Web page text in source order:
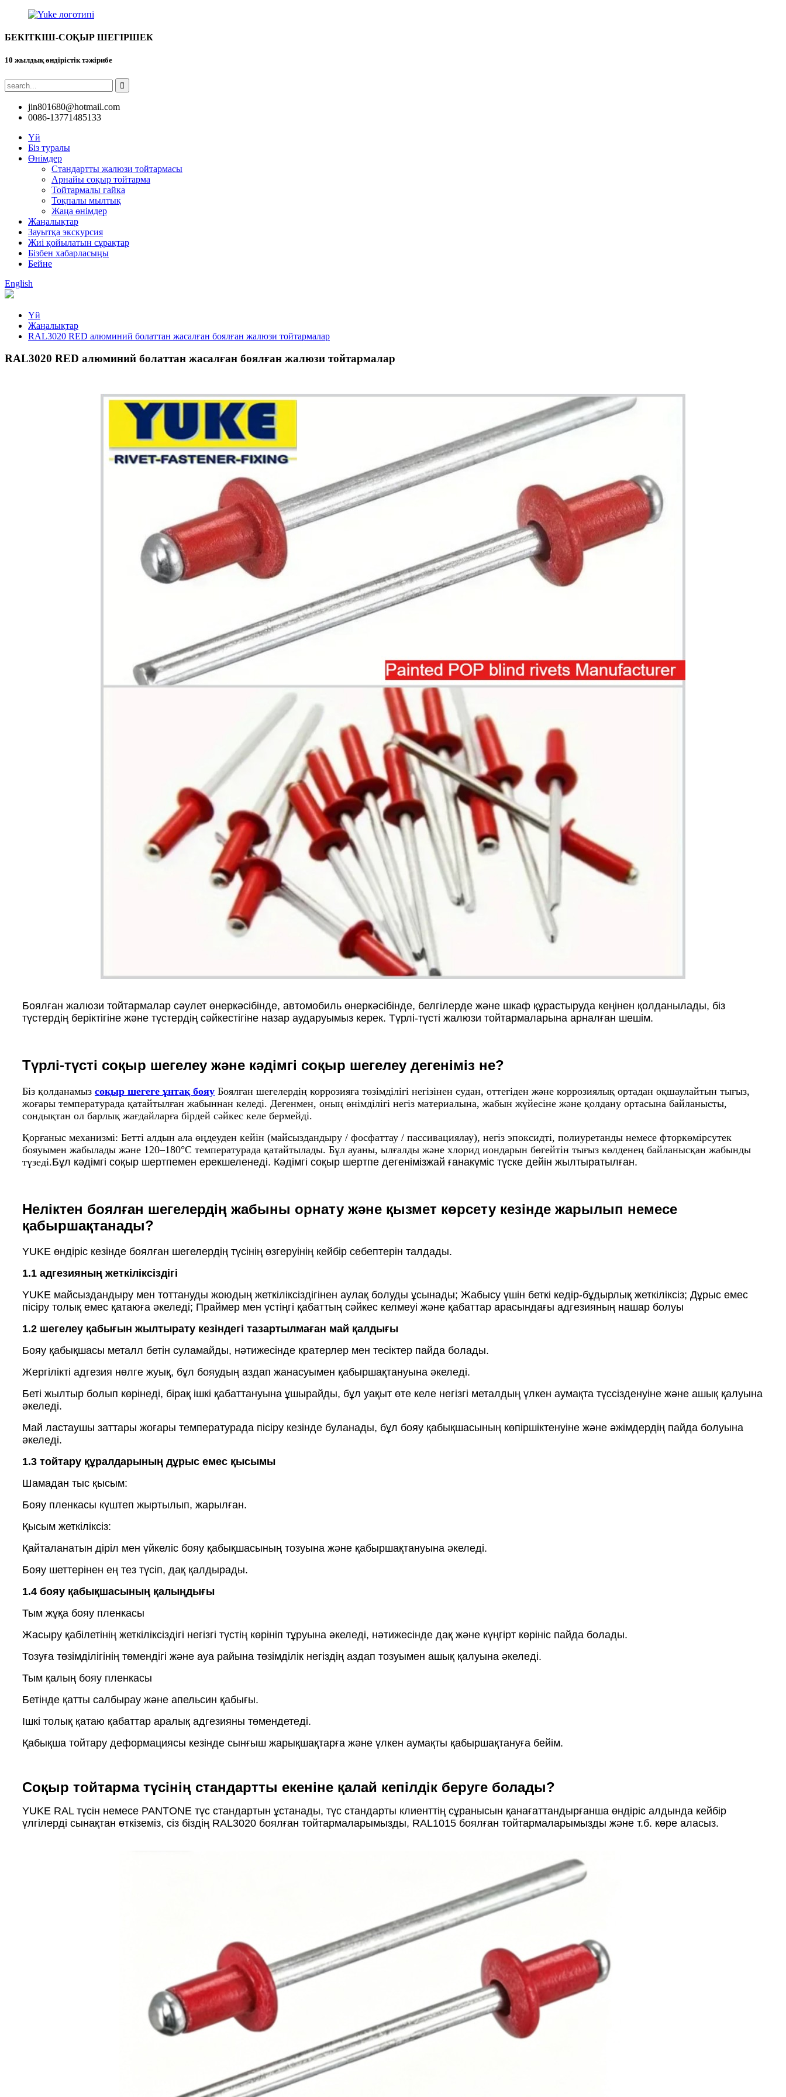
БЕКІТКІШ-СОҚЫР ШЕГІРШЕК
10 жылдық өндірістік тәжірибе
jin801680@hotmail.com
0086-13771485133
Үй
Біз туралы
Өнімдер
Стандартты жалюзи тойтармасы
Арнайы соқыр тойтарма
Тойтармалы гайка
Тоқпалы мылтық
Жаңа өнімдер
Жаңалықтар
Зауытқа экскурсия
Жиі қойылатын сұрақтар
Бізбен хабарласыңы
Бейне
English
Үй
Жаңалықтар
RAL3020 RED алюминий болаттан жасалған боялған жалюзи тойтармалар
RAL3020 RED алюминий болаттан жасалған боялған жалюзи тойтармалар
Боялған жалюзи тойтармалар сәулет өнеркәсібінде, автомобиль өнеркәсібінде, белгілерде және шкаф құрастыруда кеңінен қолданылады, біз
түстердің беріктігіне және түстердің сәйкестігіне назар аударуымыз керек. Түрлі-түсті жалюзи тойтармаларына арналған шешім.
Түрлі-түсті соқыр шегелеу және кәдімгі соқыр шегелеу дегеніміз не?
Біз қолданамыз соқыр шегеге ұнтақ бояу Боялған шегелердің коррозияға төзімділігі негізінен судан, оттегіден және коррозиялық ортадан оқшаулайтын тығыз,
жоғары температурада қатайтылған жабыннан келеді. Дегенмен, оның өнімділігі негіз материалына, жабын жүйесіне және қолдану ортасына байланысты,
сондықтан ол барлық жағдайларға бірдей сәйкес келе бермейді.
Қорғаныс механизмі: Бетті алдын ала өңдеуден кейін (майсыздандыру / фосфаттау / пассивациялау), негіз эпоксидті, полиуретанды немесе фторкөмірсутек
бояуымен жабылады және 120–180°C температурада қатайтылады. Бұл ауаны, ылғалды және хлорид иондарын бөгейтін тығыз көлденең байланысқан жабынды
түзеді.Бұл кәдімгі соқыр шертпемен ерекшеленеді. Кәдімгі соқыр шертпе дегенімізжай ғанакүміс түске дейін жылтыратылған.
Неліктен боялған шегелердің жабыны орнату және қызмет көрсету кезінде жарылып немесе
қабыршақтанады?
YUKE өндіріс кезінде боялған шегелердің түсінің өзгеруінің кейбір себептерін талдады.
1.1 адгезияның жеткіліксіздігі
YUKE майсыздандыру мен тоттануды жоюдың жеткіліксіздігінен аулақ болуды ұсынады; Жабысу үшін беткі кедір-бұдырлық жеткіліксіз; Дұрыс емес
пісіру толық емес қатаюға әкеледі; Праймер мен үстіңгі қабаттың сәйкес келмеуі және қабаттар арасындағы адгезияның нашар болуы
1.2 шегелеу қабығын жылтырату кезіндегі тазартылмаған май қалдығы
Бояу қабықшасы металл бетін суламайды, нәтижесінде кратерлер мен тесіктер пайда болады.
Жергілікті адгезия нөлге жуық, бұл бояудың аздап жанасуымен қабыршақтануына әкеледі.
Беті жылтыр болып көрінеді, бірақ ішкі қабаттануына ұшырайды, бұл уақыт өте келе негізгі металдың үлкен аумақта түссізденуіне және ашық қалуына
әкеледі.
Май ластаушы заттары жоғары температурада пісіру кезінде буланады, бұл бояу қабықшасының көпіршіктенуіне және әжімдердің пайда болуына
әкеледі.
1.3 тойтару құралдарының дұрыс емес қысымы
Шамадан тыс қысым:
Бояу пленкасы күштеп жыртылып, жарылған.
Қысым жеткіліксіз:
Қайталанатын діріл мен үйкеліс бояу қабықшасының тозуына және қабыршақтануына әкеледі.
Бояу шеттерінен ең тез түсіп, дақ қалдырады.
1.4 бояу қабықшасының қалыңдығы
Тым жұқа бояу пленкасы
Жасыру қабілетінің жеткіліксіздігі негізгі түстің көрініп тұруына әкеледі, нәтижесінде дақ және күңгірт көрініс пайда болады.
Тозуға төзімділігінің төмендігі және ауа райына төзімділік негіздің аздап тозуымен ашық қалуына әкеледі.
Тым қалың бояу пленкасы
Бетінде қатты салбырау және апельсин қабығы.
Ішкі толық қатаю қабаттар аралық адгезияны төмендетеді.
Қабықша тойтару деформациясы кезінде сынғыш жарықшақтарға және үлкен аумақты қабыршақтануға бейім.
Соқыр тойтарма түсінің стандартты екеніне қалай кепілдік беруге болады?
YUKE RAL түсін немесе PANTONE түс стандартын ұстанады, түс стандарты клиенттің сұранысын қанағаттандырғанша өндіріс алдында кейбір
үлгілерді сынақтан өткіземіз, сіз біздің RAL3020 боялған тойтармаларымызды, RAL1015 боялған тойтармаларымызды және т.б. көре аласыз.